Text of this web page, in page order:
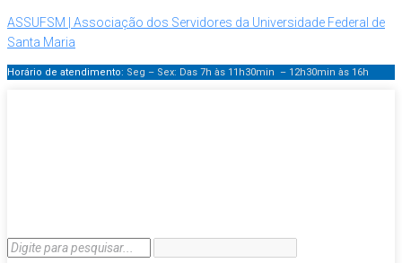
ASSUFSM | Associação dos Servidores da Universidade Federal de
Santa Maria
Horário de atendimento: Seg – Sex: Das 7h às 11h30min – 12h30min às 16h